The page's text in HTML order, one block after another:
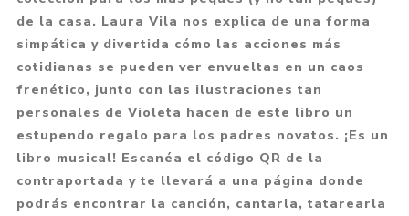
de la casa. Laura Vila nos explica de una forma
simpática y divertida cómo las acciones más
cotidianas se pueden ver envueltas en un caos
frenético, junto con las ilustraciones tan
personales de Violeta hacen de este libro un
estupendo regalo para los padres novatos. ¡Es un
libro musical! Escanéa el código QR de la
contraportada y te llevará a una página donde
podrás encontrar la canción, cantarla, tatarearla